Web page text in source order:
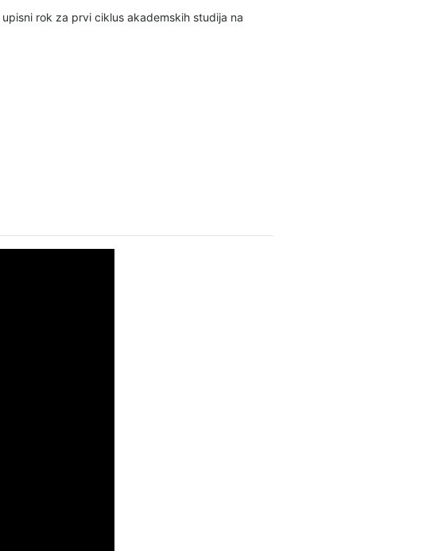
upisni rok za prvi ciklus akademskih studija na